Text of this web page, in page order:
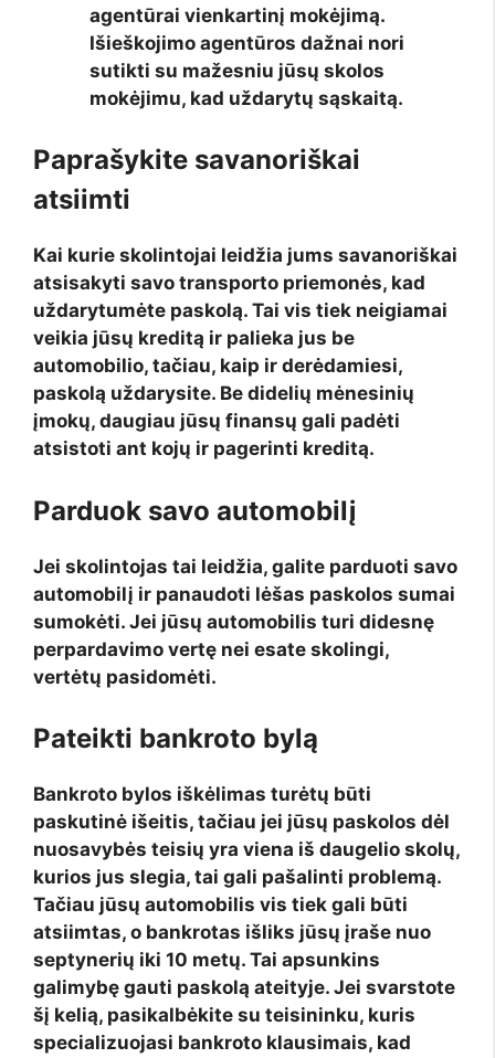
agentūrai vienkartinį mokėjimą.
Išieškojimo agentūros dažnai nori
sutikti su mažesniu jūsų skolos
mokėjimu, kad uždarytų sąskaitą.
Paprašykite savanoriškai
atsiimti
Kai kurie skolintojai leidžia jums savanoriškai
atsisakyti savo transporto priemonės, kad
uždarytumėte paskolą. Tai vis tiek neigiamai
veikia jūsų kreditą ir palieka jus be
automobilio, tačiau, kaip ir derėdamiesi,
paskolą uždarysite. Be didelių mėnesinių
įmokų, daugiau jūsų finansų gali padėti
atsistoti ant kojų ir pagerinti kreditą.
Parduok savo automobilį
Jei skolintojas tai leidžia, galite parduoti savo
automobilį ir panaudoti lėšas paskolos sumai
sumokėti. Jei jūsų automobilis turi didesnę
perpardavimo vertę nei esate skolingi,
vertėtų pasidomėti.
Pateikti bankroto bylą
Bankroto bylos iškėlimas turėtų būti
paskutinė išeitis, tačiau jei jūsų paskolos dėl
nuosavybės teisių yra viena iš daugelio skolų,
kurios jus slegia, tai gali pašalinti problemą.
Tačiau jūsų automobilis vis tiek gali būti
atsiimtas, o bankrotas išliks jūsų įraše nuo
septynerių iki 10 metų. Tai apsunkins
galimybę gauti paskolą ateityje. Jei svarstote
šį kelią, pasikalbėkite su teisininku, kuris
specializuojasi bankroto klausimais, kad